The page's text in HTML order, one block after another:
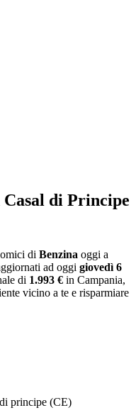
Casal di Principe
di Benzina oggi a
ad oggi giovedì 6
di 1.993 € in Campania,
vicino a te e risparmiare
principe (CE)